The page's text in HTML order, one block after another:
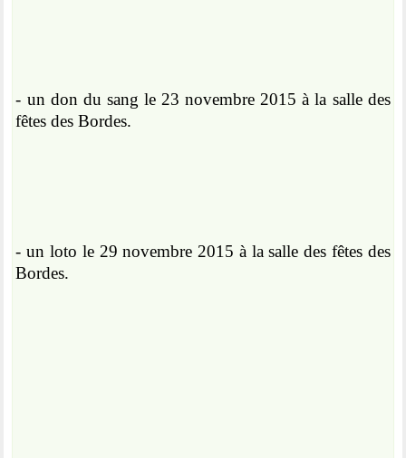
- un don du sang le 23 novembre 2015 à la salle des
fêtes des Bordes.
- un loto le 29 novembre 2015 à la salle des fêtes des
Bordes.